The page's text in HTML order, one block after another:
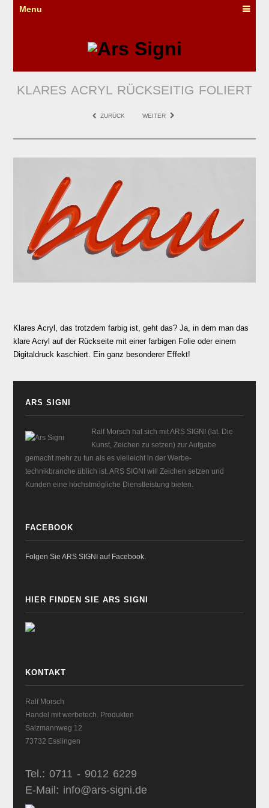
Menu
KLARES ACRYL RÜCKSEITIG FOLIERT
ZURÜCK WEITER
Klares Acryl, das trotzdem farbig ist, geht das? Ja, in dem man das
klare Acryl auf der Rückseite mit einer farbigen Folie oder einem
Digitaldruck kaschiert. Ein ganz besonderer Effekt!
ARS SIGNI
Ralf Morsch hat sich mit ARS SIGNI (lat. Die
Kunst, Zeichen zu setzen) zur Aufgabe
gemacht mehr zu tun als es vielleicht in der Werbe-
technikbranche üblich ist. ARS SIGNI will Zeichen setzen und
Kunden eine höchstmögliche Dienstleistung bieten.
FACEBOOK
Folgen Sie ARS SIGNI auf Facebook.
HIER FINDEN SIE ARS SIGNI
KONTAKT
Ralf Morsch
Handel mit werbetech. Produkten
Salzmannweg 12
73732 Esslingen
Tel.: 0711 - 9012 6229
E-Mail: info@ars-signi.de